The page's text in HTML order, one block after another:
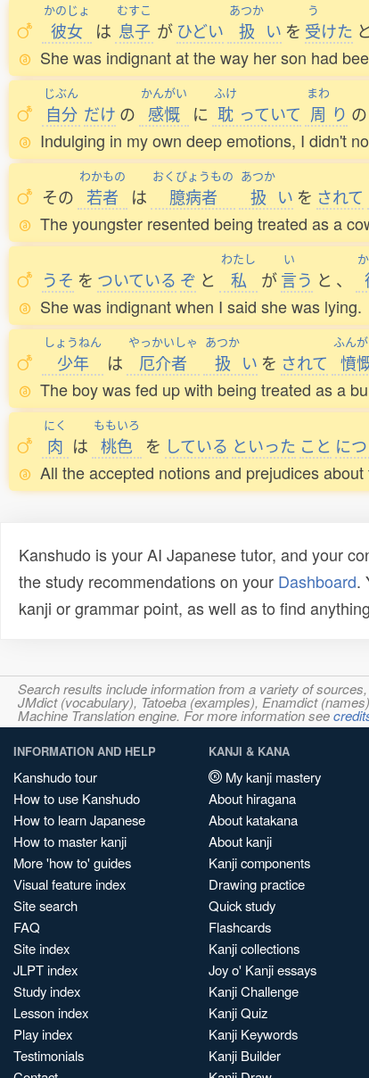
かのじょ
彼女 は
むすこ
息子 が ひどい
あつか
扱 い を
う
受けた と
She was indignant at the way her son had
じぶん
自分 だけ の
かんがい
感慨 に
ふけ
耽 っていて
まわ
周 り の
Indulging in my own deep emotions, I didn't
その
わかもの
若者 は
おくびょうもの
臆病者
あつか
扱 い を されて
The youngster resented being treated as a
うそ を ついている ぞ と
わたし
私 が
い
言う と 、
She was indignant when I said she was lying.
しょうねん
少年 は
やっかいしゃ
厄介者
あつか
扱 い を されて
ふん
憤
The boy was fed up with being treated as a
にく
肉 は
ももいろ
桃色 を している といった こと に
All the accepted notions and prejudices
Kanshudo is your AI Japanese tutor, and your
the study recommendations on your Dashboard.
kanji or grammar point, as well as to find
Search results include information from a variety of
JMdict (vocabulary), Tatoeba (examples), Enamdict
Machine Translation engine. For more information see
INFORMATION AND HELP
Kanshudo tour
How to use Kanshudo
How to learn Japanese
How to master kanji
More 'how to' guides
Visual feature index
Site search
FAQ
Site index
JLPT index
Study index
Lesson index
Play index
Testimonials
KANJI & KANA
My kanji mastery
About hiragana
About katakana
About kanji
Kanji components
Drawing practice
Quick study
Flashcards
Kanji collections
Joy o' Kanji essays
Kanji Challenge
Kanji Quiz
Kanji Keywords
Kanji Builder